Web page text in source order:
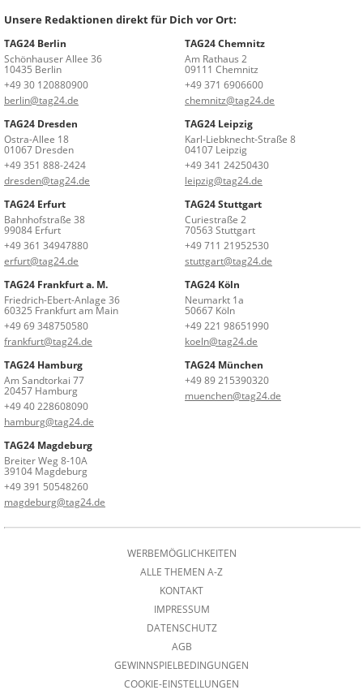
Unsere Redaktionen direkt für Dich vor Ort:
TAG24 Berlin
Schönhauser Allee 36
10435 Berlin
+49 30 120880900
berlin@tag24.de
TAG24 Chemnitz
Am Rathaus 2
09111 Chemnitz
+49 371 6906600
chemnitz@tag24.de
TAG24 Dresden
Ostra-Allee 18
01067 Dresden
+49 351 888-2424
dresden@tag24.de
TAG24 Leipzig
Karl-Liebknecht-Straße 8
04107 Leipzig
+49 341 24250430
leipzig@tag24.de
TAG24 Erfurt
Bahnhofstraße 38
99084 Erfurt
+49 361 34947880
erfurt@tag24.de
TAG24 Stuttgart
Curiestraße 2
70563 Stuttgart
+49 711 21952530
stuttgart@tag24.de
TAG24 Frankfurt a. M.
Friedrich-Ebert-Anlage 36
60325 Frankfurt am Main
+49 69 348750580
frankfurt@tag24.de
TAG24 Köln
Neumarkt 1a
50667 Köln
+49 221 98651990
koeln@tag24.de
TAG24 Hamburg
Am Sandtorkai 77
20457 Hamburg
+49 40 228608090
hamburg@tag24.de
TAG24 München
+49 89 215390320
muenchen@tag24.de
TAG24 Magdeburg
Breiter Weg 8-10A
39104 Magdeburg
+49 391 50548260
magdeburg@tag24.de
WERBEMÖGLICHKEITEN
ALLE THEMEN A-Z
KONTAKT
IMPRESSUM
DATENSCHUTZ
AGB
GEWINNSPIELBEDINGUNGEN
COOKIE-EINSTELLUNGEN